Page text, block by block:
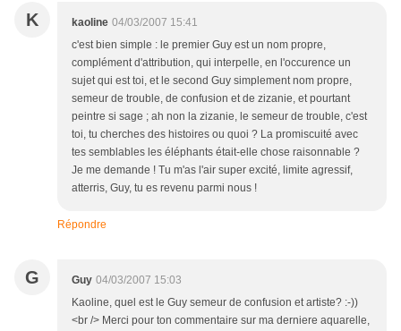
K kaoline 04/03/2007 15:41
c'est bien simple : le premier Guy est un nom propre,
complément d'attribution, qui interpelle, en l'occurence un
sujet qui est toi, et le second Guy simplement nom propre,
semeur de trouble, de confusion et de zizanie, et pourtant
peintre si sage ; ah non la zizanie, le semeur de trouble, c'est
toi, tu cherches des histoires ou quoi ? La promiscuité avec
tes semblables les éléphants était-elle chose raisonnable ?
Je me demande ! Tu m'as l'air super excité, limite agressif,
atterris, Guy, tu es revenu parmi nous !
Répondre
G Guy 04/03/2007 15:03
Kaoline, quel est le Guy semeur de confusion et artiste? :-))
<br /> Merci pour ton commentaire sur ma derniere aquarelle,